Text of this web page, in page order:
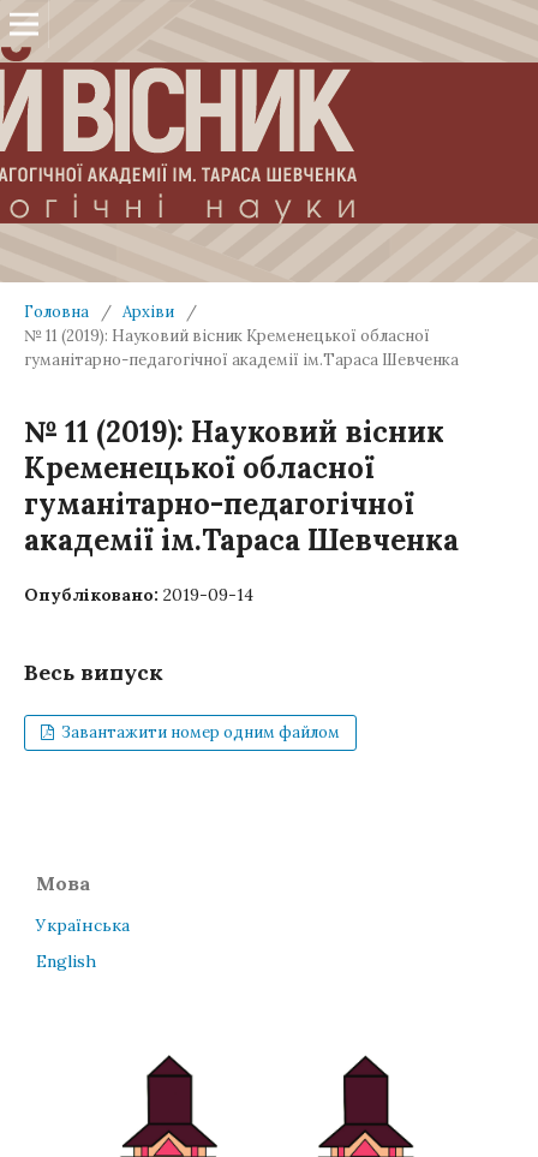
Головна / Архіви
/
№ 11 (2019): Науковий вісник Кременецької обласної
гуманітарно-педагогічної академії ім.Тараса Шевченка
№ 11 (2019): Науковий вісник
Кременецької обласної
гуманітарно-педагогічної
академії ім.Тараса Шевченка
Опубліковано: 2019-09-14
Весь випуск
Завантажити номер одним файлом
Мова
Українська
English